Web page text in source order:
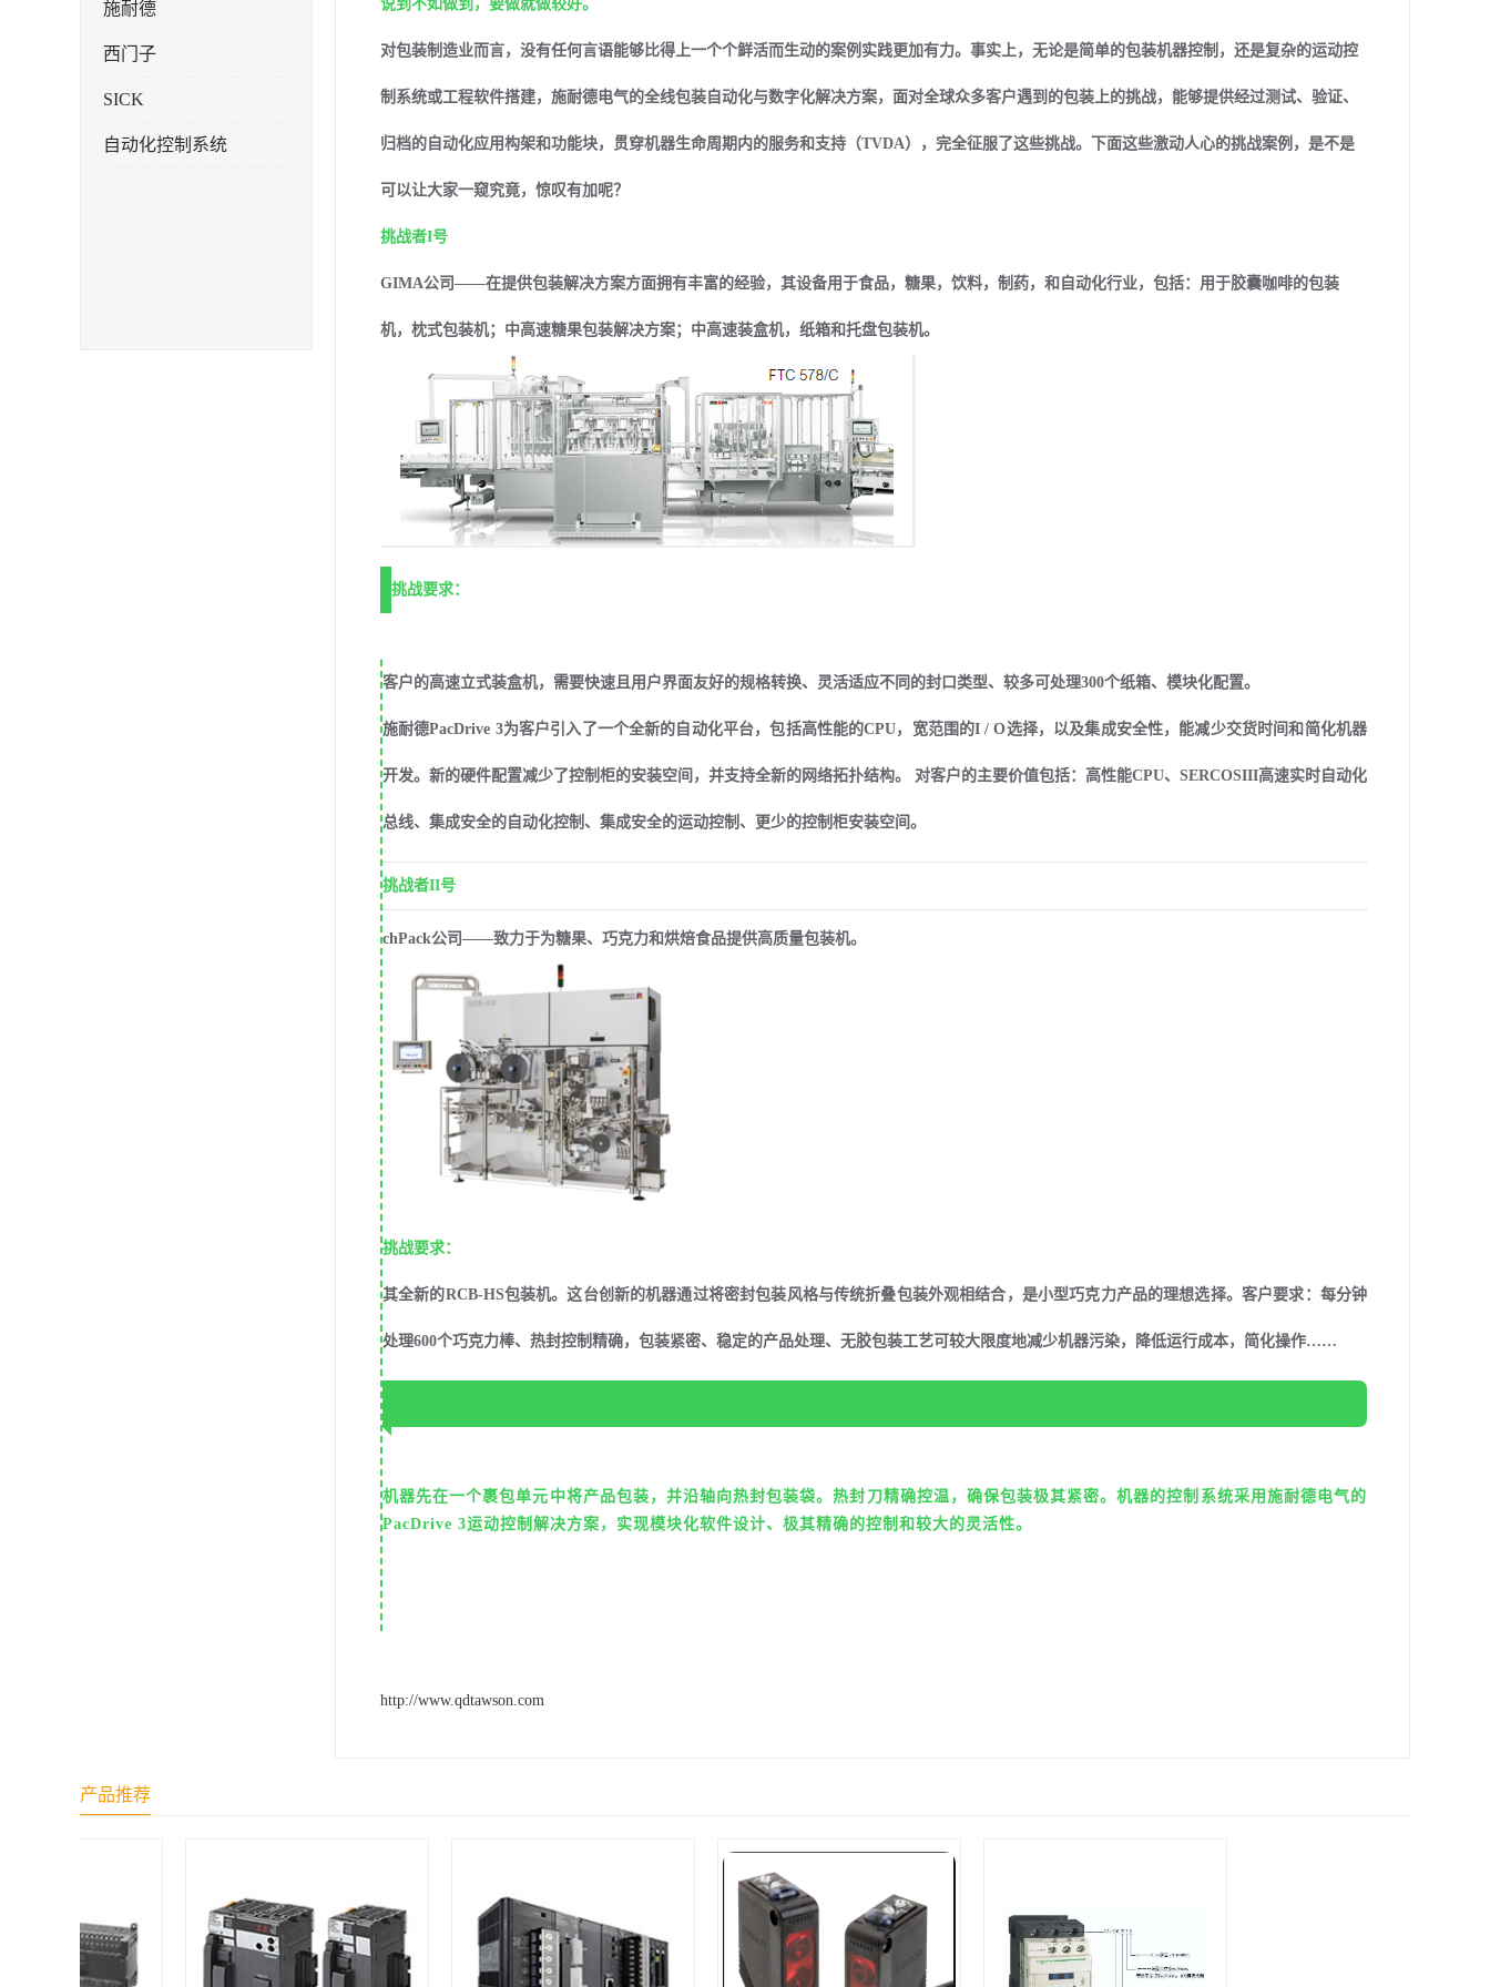
施耐德
西门子
SICK
自动化控制系统
说到不如做到，要做就做较好。
对包装制造业而言，没有任何言语能够比得上一个个鲜活而生动的案例实践更加有力。事实上，无论是简单的包装机器控制，还是复杂的运动控
制系统或工程软件搭建，施耐德电气的全线包装自动化与数字化解决方案，面对全球众多客户遇到的包装上的挑战，能够提供经过测试、验证、
归档的自动化应用构架和功能块，贯穿机器生命周期内的服务和支持（TVDA），完全征服了这些挑战。下面这些激动人心的挑战案例，是不是
可以让大家一窥究竟，惊叹有加呢？
挑战者I号
GIMA公司——在提供包装解决方案方面拥有丰富的经验，其设备用于食品，糖果，饮料，制药，和自动化行业，包括：用于胶囊咖啡的包装
机，枕式包装机；中高速糖果包装解决方案；中高速装盒机，纸箱和托盘包装机。
挑战要求：
客户的高速立式装盒机，需要快速且用户界面友好的规格转换、灵活适应不同的封口类型、较多可处理300个纸箱、模块化配置。
施耐德PacDrive 3为客户引入了一个全新的自动化平台，包括高性能的CPU，宽范围的I / O选择，以及集成安全性，能减少交货时间和简化机器
开发。新的硬件配置减少了控制柜的安装空间，并支持全新的网络拓扑结构。 对客户的主要价值包括：高性能CPU、SERCOSIII高速实时自动化
总线、集成安全的自动化控制、集成安全的运动控制、更少的控制柜安装空间。
挑战者II号
chPack公司——致力于为糖果、巧克力和烘焙食品提供高质量包装机。
挑战要求：
其全新的RCB-HS包装机。这台创新的机器通过将密封包装风格与传统折叠包装外观相结合，是小型巧克力产品的理想选择。客户要求：每分钟
处理600个巧克力棒、热封控制精确，包装紧密、稳定的产品处理、无胶包装工艺可较大限度地减少机器污染，降低运行成本，简化操作……
机器先在一个裹包单元中将产品包装，并沿轴向热封包装袋。热封刀精确控温，确保包装极其紧密。机器的控制系统采用施耐德电气的
PacDrive 3运动控制解决方案，实现模块化软件设计、极其精确的控制和较大的灵活性。
http://www.qdtawson.com
产品推荐